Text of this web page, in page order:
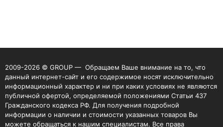
2009-2026 © GROUP — Обращаем Ваше внимание на то, что
данный интернет-сайт и его содержимое носят исключительно
информационный характер и ни при каких условиях не являются
публичной офертой, определяемой положениями Статьи 437
Гражданского кодекса РФ. Для получения подробной
информации о наличии и стоимости указанных товаров Вы
можете обращаться к нашим специалистам. Все права